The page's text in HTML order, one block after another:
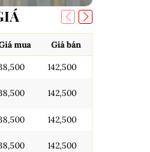
mua Giá bán
142,500
142,500
142,500
142,500